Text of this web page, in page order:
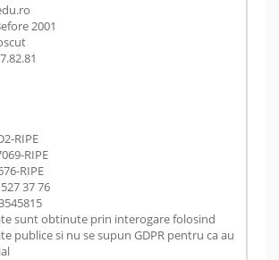
2001
RIPE
RIPE
RIPE
37 76
sunt obtinute prin interogare folosind
publice si nu se supun GDPR pentru ca au